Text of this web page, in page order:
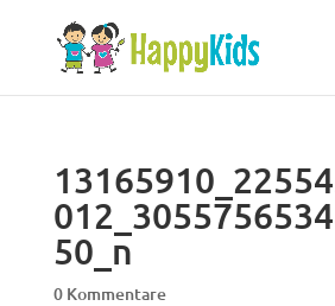
50_n
0 Kommentare